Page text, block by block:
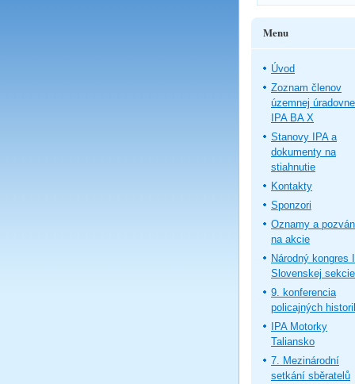
Menu
Úvod
Zoznam členov
územnej úradovne
IPA BA X
Stanovy IPA a
dokumenty na
stiahnutie
Kontakty
Sponzori
Oznamy a
na akcie
Národný kongres
Slovenskej sekcie
9. konferencia
policajných
IPA Motorky
Taliansko
7. Mezinárodní
setkání sběratelů